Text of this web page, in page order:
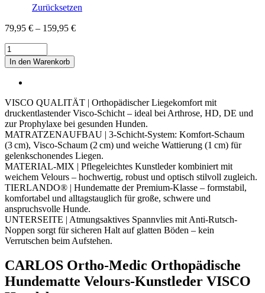
Zurücksetzen
79,95 € – 159,95 €
CARLOS
VIP
Orthopädische
Hundematratze
In den Warenkorb
VISCO QUALITÄT | Orthopädischer Liegekomfort mit
druckentlastender Visco-Schicht – ideal bei Arthrose, HD, DE und
zur Prophylaxe bei gesunden Hunden.
MATRATZENAUFBAU | 3-Schicht-System: Komfort-Schaum
(3 cm), Visco-Schaum (2 cm) und weiche Wattierung (1 cm) für
gelenkschonendes Liegen.
MATERIAL-MIX | Pflegeleichtes Kunstleder kombiniert mit
weichem Velours – hochwertig, robust und optisch stilvoll zugleich.
TIERLANDO® | Hundematte der Premium-Klasse – formstabil,
komfortabel und alltagstauglich für große, schwere und
anspruchsvolle Hunde.
UNTERSEITE | Atmungsaktives Spannvlies mit Anti-Rutsch-
Noppen sorgt für sicheren Halt auf glatten Böden – kein
Verrutschen beim Aufstehen.
CARLOS Ortho-Medic Orthopädische
Hundematte Velours-Kunstleder VISCO